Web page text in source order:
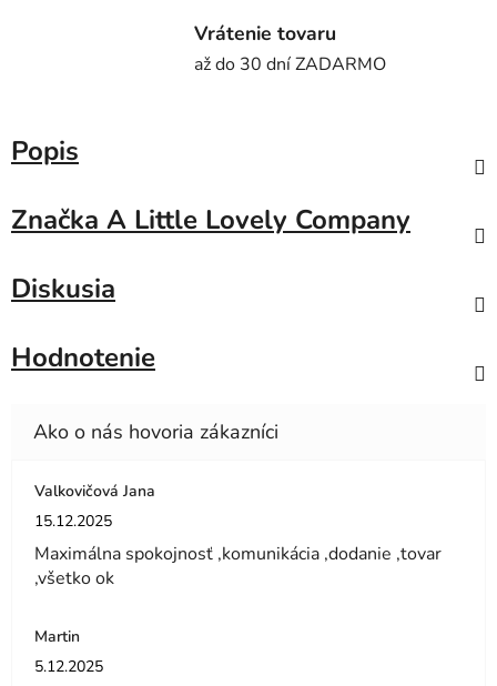
Vrátenie tovaru
až do 30 dní ZADARMO
Popis
Značka A Little Lovely Company
Diskusia
Hodnotenie
Valkovičová Jana
Hodnotenie obchodu je 5 z 5 hviezdičiek.
15.12.2025
Maximálna spokojnosť ,komunikácia ,dodanie ,tovar
,všetko ok
Martin
Hodnotenie obchodu je 5 z 5 hviezdičiek.
5.12.2025